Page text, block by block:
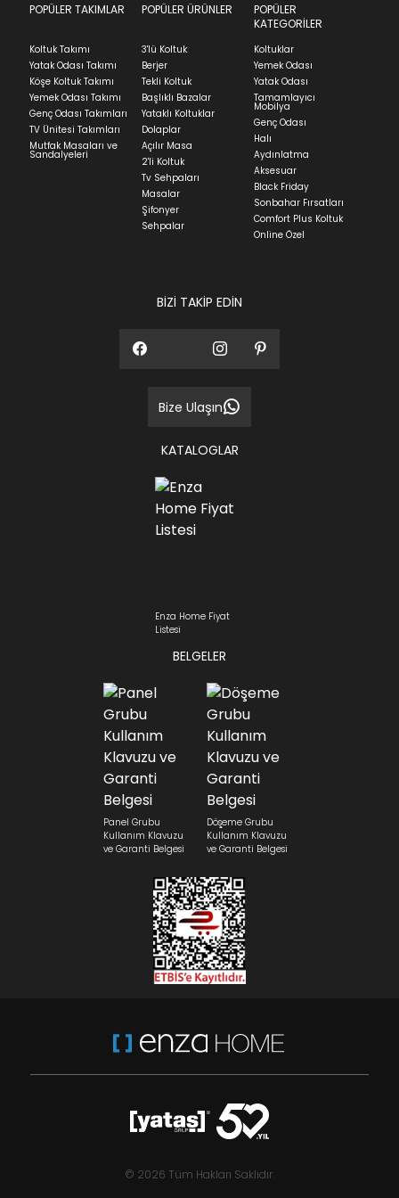
we can't guarantee it'll be there for long.
Teslimat
Ev tekstili siparişlerinizin kargoya verilme süresi
ortalama 5-24 iş günüdür.
Yatak siparişlerinizin teslim süresi yaşadığınız şehre
ve ürünün stok durumuna göre ortalama 5-24 iş
günüdür.
Panel ve Döşeme grubu ürün siparişlerinizin teslim
süresi yaşadığınız şehre ve ürünün stok durumuna
göre ortalama 30-45 iş günüdür.
Siparişlerim bölümünden sürecinizi takip edebilirsiniz.
Sıkça Sorulan Sorularbölümünü ziyaret
POPÜLER TAKIMLAR
Koltuk Takımı
Yatak Odası Takımı
Köşe Koltuk Takımı
Yemek Odası Takımı
Genç Odası Takımları
TV Ünitesi Takımları
Mutfak Masaları ve
Sandalyeleri
POPÜLER ÜRÜNLER
3'lü Koltuk
Berjer
Tekli Koltuk
Başlıklı Bazalar
Yataklı Koltuklar
Dolaplar
Açılır Masa
2'li Koltuk
Tv Sehpaları
Masalar
Şifonyer
Sehpalar
POPÜLER
KATEGORİLER
Koltuklar
Yemek Odası
Yatak Odası
Tamamlayıcı
Mobilya
Genç Odası
Halı
Aydınlatma
Aksesuar
Black Friday
Sonbahar Fırsatları
Comfort Plus Koltuk
Online Özel
BİZİ TAKİP EDİN
Bize Ulaşın
KATALOGLAR
Enza Home Fiyat
Listesi
BELGELER
Panel Grubu
Kullanım Klavuzu
ve Garanti Belgesi
Döşeme Grubu
Kullanım Klavuzu
ve Garanti Belgesi
© 2026 Tüm Hakları Saklıdır.